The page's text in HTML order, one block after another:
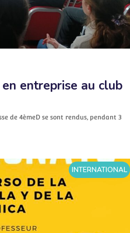
entreprise au club
de 4èmeD se sont rendus, pendant 3
INTERNATIONAL